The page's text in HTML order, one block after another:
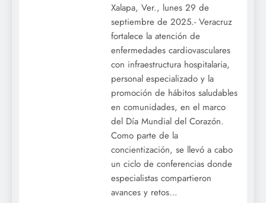
Xalapa, Ver., lunes 29 de
septiembre de 2025.- Veracruz
fortalece la atención de
enfermedades cardiovasculares
con infraestructura hospitalaria,
personal especializado y la
promoción de hábitos saludables
en comunidades, en el marco
del Día Mundial del Corazón.
Como parte de la
concientización, se llevó a cabo
un ciclo de conferencias donde
especialistas compartieron
avances y retos…